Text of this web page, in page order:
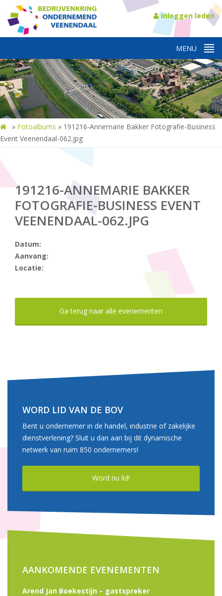
Inloggen leden
» Fotoalbums » 191216-Annemarie Bakker Fotografie-Business
Event Veenendaal-062.jpg
191216-ANNEMARIE BAKKER
FOTOGRAFIE-BUSINESS EVENT
VEENENDAAL-062.JPG
Datum:
Aanvang:
Locatie:
Ga terug naar alle evenementen
WORD LID VAN DE BOV
Bent u ondernemer in de handel, industrie of zakelijke
dienstverlening? Sluit u dan aan bij dit dynamische
netwerk van ruim 850 ondernemers!
Word nu lid!
AANKOMENDE EVENEMENTEN
Arend Jan Boekestijn – gastspreker